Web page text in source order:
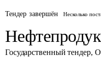
Тендер завершён Несколько
Государственный тендер,